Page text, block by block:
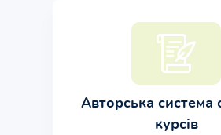
Авторська система
курсів